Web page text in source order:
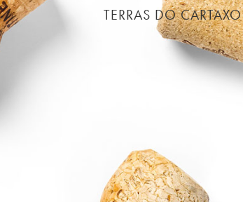
TERRAS DO CARTAXO